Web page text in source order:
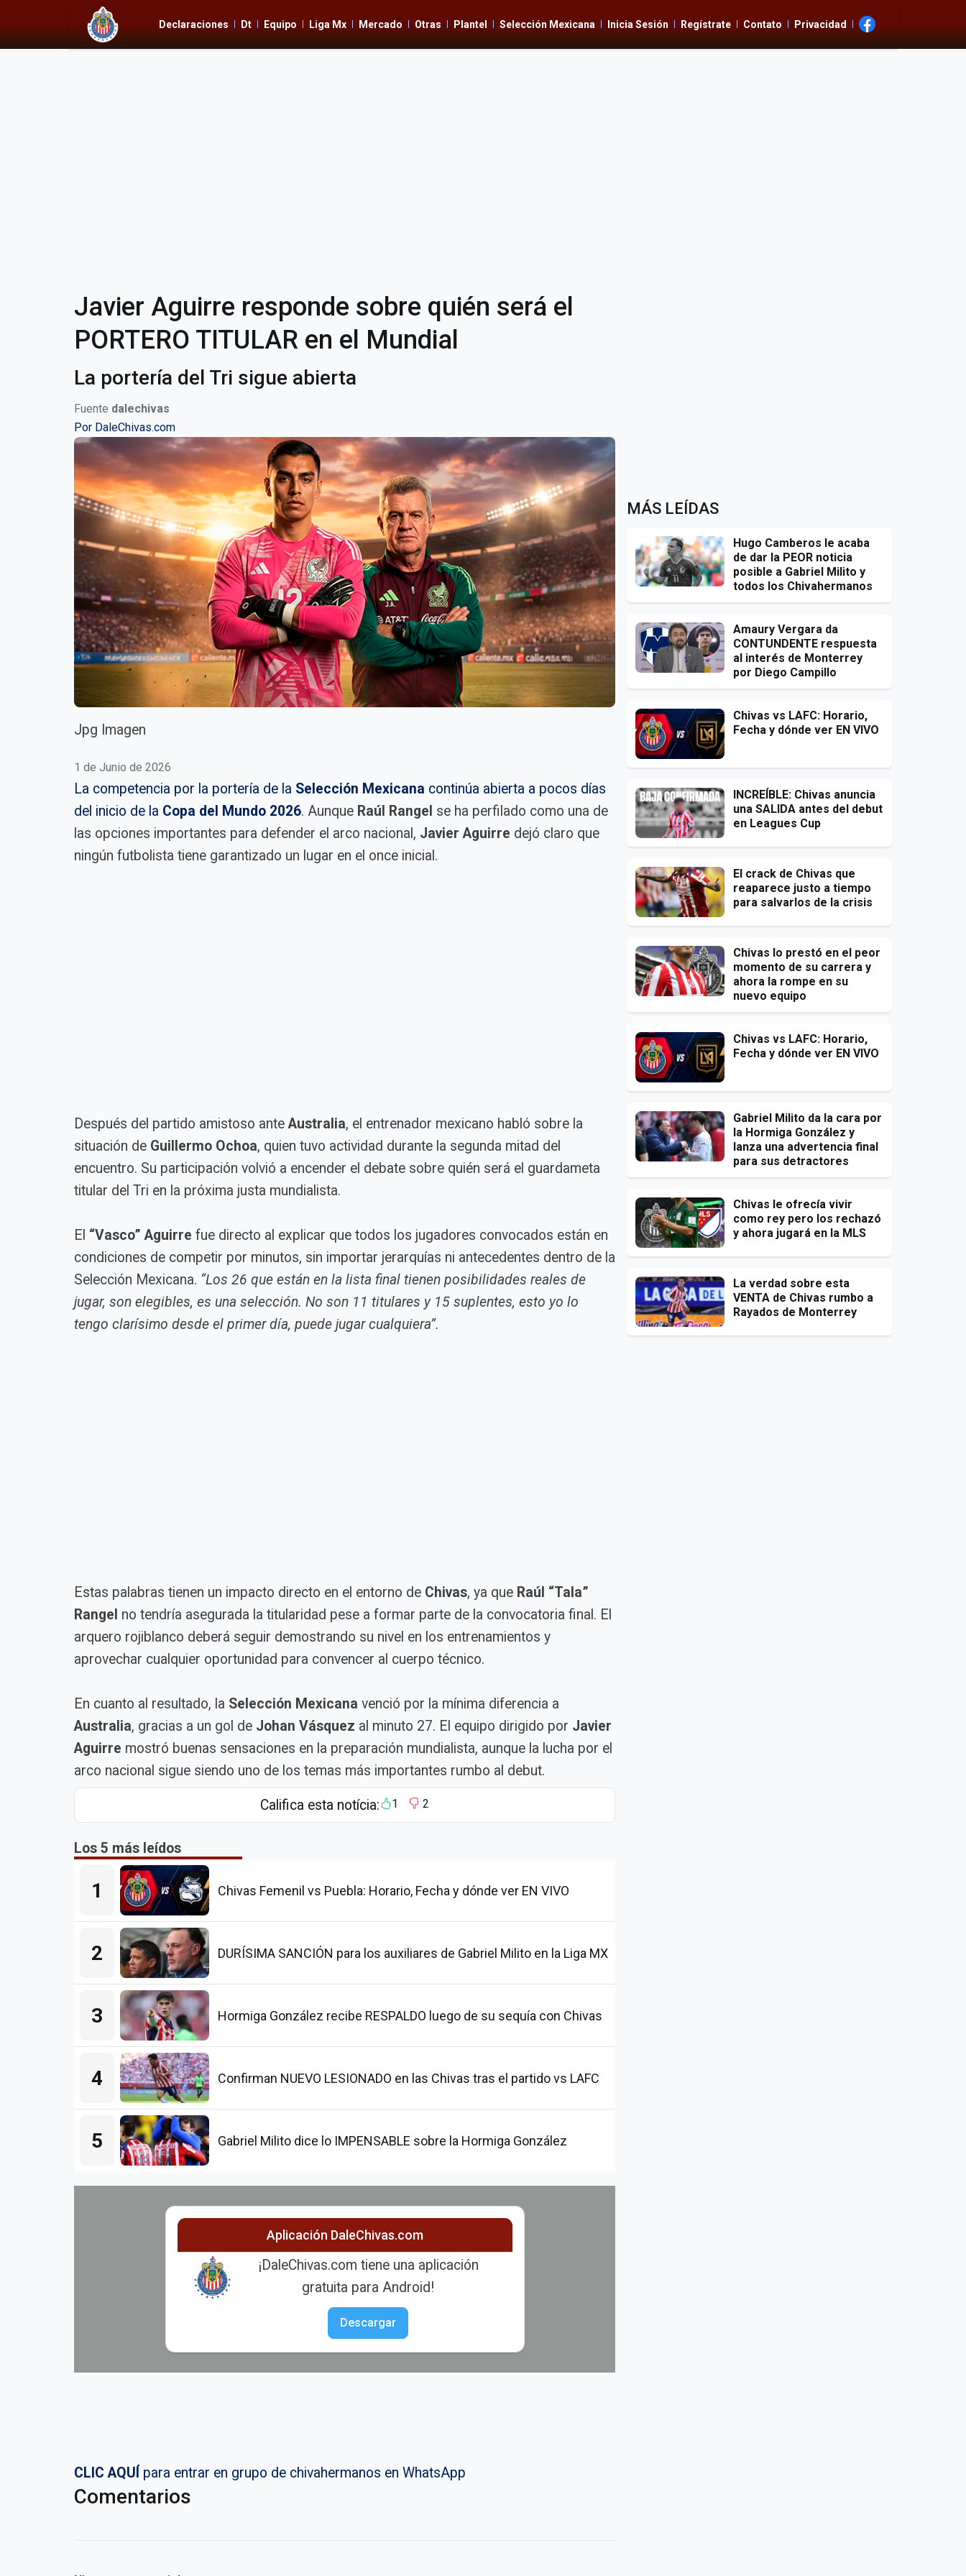
Declaraciones Dt Equipo Liga Mx Mercado Otras Plantel Selección Mexicana Inicia Sesión Regístrate Contato Privacidad
Javier Aguirre responde sobre quién será el
PORTERO TITULAR en el Mundial
La portería del Tri sigue abierta
Fuente dalechivas
Por DaleChivas.com
Jpg Imagen
1 de Junio de 2026
La competencia por la portería de la Selección Mexicana continúa abierta a pocos días
del inicio de la Copa del Mundo 2026. Aunque Raúl Rangel se ha perfilado como una de
las opciones importantes para defender el arco nacional, Javier Aguirre dejó claro que
ningún futbolista tiene garantizado un lugar en el once inicial.
Después del partido amistoso anteAustralia, el entrenador mexicano habló sobre la
situación de Guillermo Ochoa, quien tuvo actividad durante la segunda mitad del
encuentro. Su participación volvió a encender el debate sobre quién será el guardameta
titular del Tri en la próxima justa mundialista.
El “Vasco” Aguirre fue directo al explicar que todos los jugadores convocados están en
condiciones de competir por minutos, sin importar jerarquías ni antecedentes dentro de la
Selección Mexicana. “Los 26 que están en la lista final tienen posibilidades reales de
jugar, son elegibles, es una selección. No son 11 titulares y 15 suplentes, esto yo lo
tengo clarísimo desde el primer día, puede jugar cualquiera”.
Estas palabras tienen un impacto directo en el entorno de Chivas, ya que Raúl “Tala”
Rangel no tendría asegurada la titularidad pese a formar parte de la convocatoria final. El
arquero rojiblanco deberá seguir demostrando su nivel en los entrenamientos y
aprovechar cualquier oportunidad para convencer al cuerpo técnico.
En cuanto al resultado, la Selección Mexicana venció por la mínima diferencia a
Australia, gracias a un gol de Johan Vásquez al minuto 27. El equipo dirigido por Javier
Aguirre mostró buenas sensaciones en la preparación mundialista, aunque la lucha por el
arco nacional sigue siendo uno de los temas más importantes rumbo al debut.
Califica esta notícia: 1 2
Los 5 más leídos
1 Chivas Femenil vs Puebla: Horario, Fecha y dónde ver EN VIVO
2 DURÍSIMA SANCIÓN para los auxiliares de Gabriel Milito en la Liga MX
3 Hormiga González recibe RESPALDO luego de su sequía con Chivas
4 Confirman NUEVO LESIONADO en las Chivas tras el partido vs LAFC
5 Gabriel Milito dice lo IMPENSABLE sobre la Hormiga González
Aplicación DaleChivas.com
¡DaleChivas.com tiene una aplicación
gratuita para Android!
Descargar
CLIC AQUÍ para entrar en grupo de chivahermanos en WhatsApp
Comentarios
MÁS LEÍDAS
Hugo Camberos le acaba
de dar la PEOR noticia
posible a Gabriel Milito y
todos los Chivahermanos
Amaury Vergara da
CONTUNDENTE respuesta
al interés de Monterrey
por Diego Campillo
Chivas vs LAFC: Horario,
Fecha y dónde ver EN VIVO
INCREÍBLE: Chivas anuncia
una SALIDA antes del debut
en Leagues Cup
El crack de Chivas que
reaparece justo a tiempo
para salvarlos de la crisis
Chivas lo prestó en el peor
momento de su carrera y
ahora la rompe en su
nuevo equipo
Chivas vs LAFC: Horario,
Fecha y dónde ver EN VIVO
Gabriel Milito da la cara por
la Hormiga González y
lanza una advertencia final
para sus detractores
Chivas le ofrecía vivir
como rey pero los rechazó
y ahora jugará en la MLS
La verdad sobre esta
VENTA de Chivas rumbo a
Rayados de Monterrey